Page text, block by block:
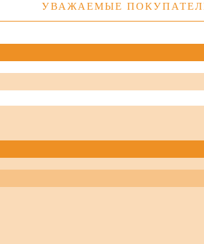
УВАЖАЕМЫЕ ПОКУПАТЕЛИ!